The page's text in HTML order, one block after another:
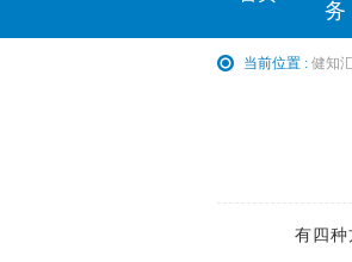
务
当前位置 : 健知汇
有四种方